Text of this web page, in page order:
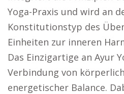
Yoga-Praxis und wird an
Konstitutionstyp des
Einheiten zur inneren
Das Einzigartige an Ayur
Verbindung von
energetischer Balance.